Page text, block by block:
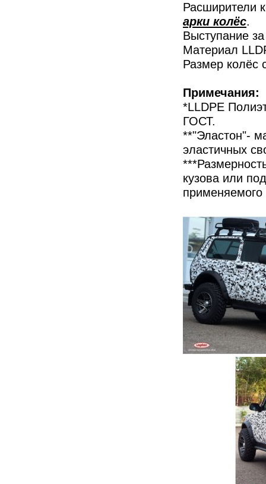
Расширители
арки колёс.
Выступание
Материал
Размер колёс
Примечания:
*LLDPE
ГОСТ.
**"Эластон"-
эластичных
кузова или